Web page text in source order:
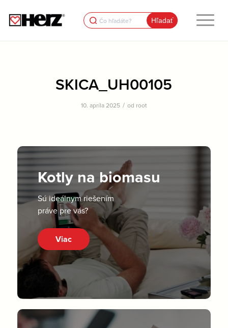
Search
for:
SKICA_UH00105
10. apríla 2025 / od root
Kotly na biomasu
Sú ideálnym riešením
práve pre vás?
Viac